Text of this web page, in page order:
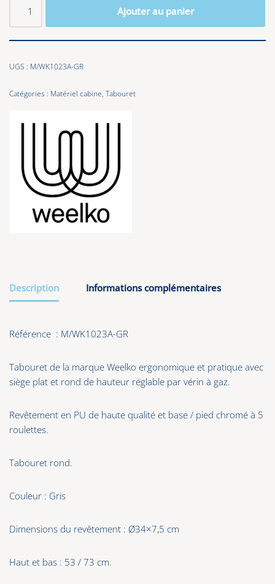
Ajouter au panier
UGS : M/WK1023A-GR
Catégories : Matériel cabine, Tabouret
Description Informations complémentaires
Référence : M/WK1023A-GR
Tabouret de la marque Weelko ergonomique et pratique avec
siège plat et rond de hauteur réglable par vérin à gaz.
Revêtement en PU de haute qualité et base / pied chromé à 5
roulettes.
Tabouret rond.
Couleur : Gris
Dimensions du revêtement : Ø34×7,5 cm
Haut et bas : 53 / 73 cm.